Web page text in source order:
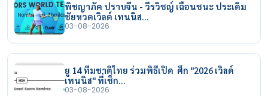
พิชญาภัค ปราบจีน - วีรวิชญ์ เฉือนชนะ ประเดิม
ชัยหวดเวิลด์ เทนนิส…
03-08-2026
ยู 14 ทีมชาติไทย ร่วมพิธีเปิด ศึก "2026 เวิลด์
เทนนิส" ที่เช็ก…
03-08-2026